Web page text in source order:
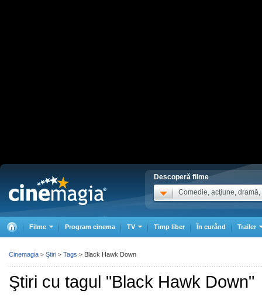
Descoperă filme
Comedie, acţiune, dramă,
Filme Program cinema TV Timp liber În curând Trailer
Ştiri cu tagul "Black Hawk Down"
Cinemagia > Ştiri > Tags > Black Hawk Down